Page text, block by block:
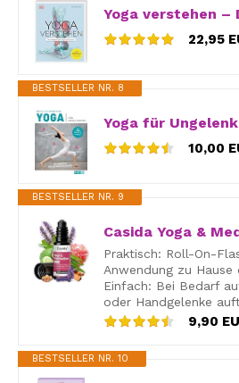
22,95
BESTSELLER NR. 8
10,00
BESTSELLER NR. 9
Praktisch: Roll-On-
Anwendung zu
Einfach: Bei Bedarf
oder Handgelenke
9,90
BESTSELLER NR. 10